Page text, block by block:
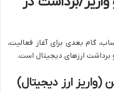
گام بعدی برای آغاز فعالیت،
برداشت ارزهای دیجیتال است.